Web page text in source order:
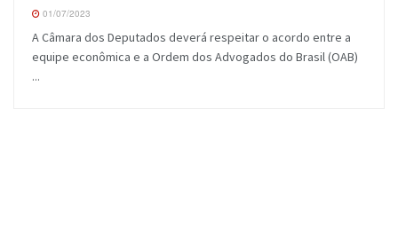
01/07/2023
A Câmara dos Deputados deverá respeitar o acordo entre a
equipe econômica e a Ordem dos Advogados do Brasil (OAB)
...